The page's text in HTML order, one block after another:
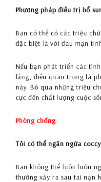
Phương pháp điều trị bổ
Bạn có thể có các triệu
đặc biệt là với đau mạn
Nếu bạn phát triển các
lắng, điều quan trọng là
này. Bỏ qua những triệu
cực đến chất lượng cuộc
Phòng chống
Tôi có thể ngăn ngừa
Bạn không thể luôn luôn
thường xảy ra sau tai nạn